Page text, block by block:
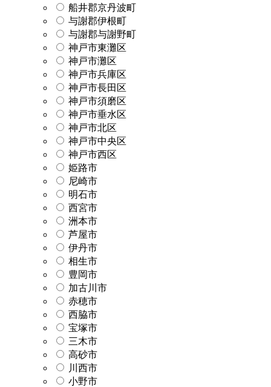
船井郡京丹波町
与謝郡伊根町
与謝郡与謝野町
神戸市東灘区
神戸市灘区
神戸市兵庫区
神戸市長田区
神戸市須磨区
神戸市垂水区
神戸市北区
神戸市中央区
神戸市西区
姫路市
尼崎市
明石市
西宮市
洲本市
芦屋市
伊丹市
相生市
豊岡市
加古川市
赤穂市
西脇市
宝塚市
三木市
高砂市
川西市
小野市